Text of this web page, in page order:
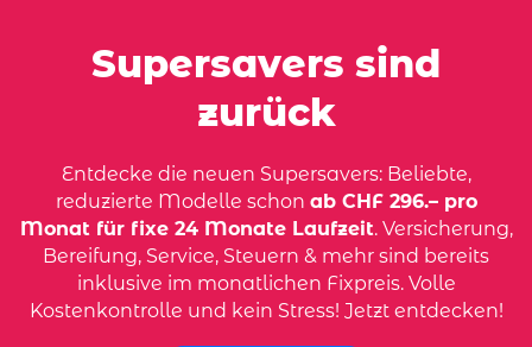
Supersavers sind
zurück
Entdecke die neuen Supersavers: Beliebte,
reduzierte Modelle schon ab CHF 296.– pro
Monat für fixe 24 Monate Laufzeit. Versicherung,
Bereifung, Service, Steuern & mehr sind bereits
inklusive im monatlichen Fixpreis. Volle
Kostenkontrolle und kein Stress! Jetzt entdecken!